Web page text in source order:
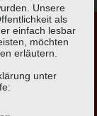
Unsere
als
einfach lesbar
möchten
erläutern.
unter